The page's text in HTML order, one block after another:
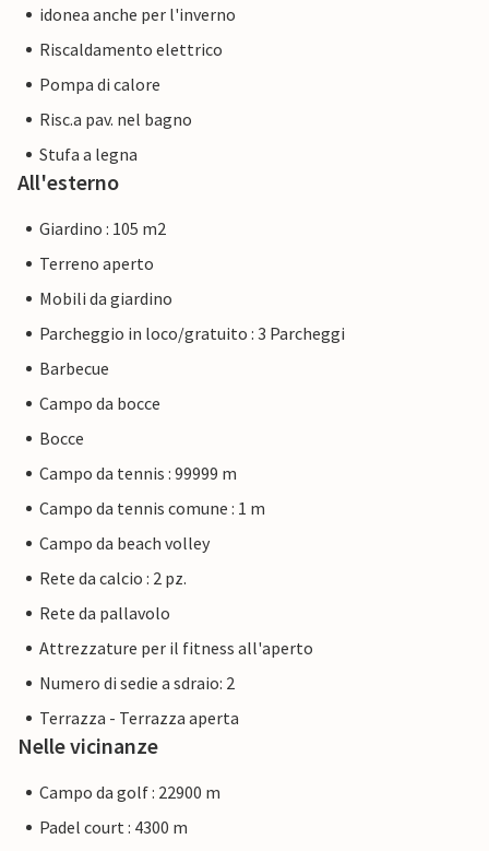
idonea anche per l'inverno
Riscaldamento elettrico
Pompa di calore
Risc.a pav. nel bagno
Stufa a legna
All'esterno
Giardino : 105 m2
Terreno aperto
Mobili da giardino
Parcheggio in loco/gratuito : 3 Parcheggi
Barbecue
Campo da bocce
Bocce
Campo da tennis : 99999 m
Campo da tennis comune : 1 m
Campo da beach volley
Rete da calcio : 2 pz.
Rete da pallavolo
Attrezzature per il fitness all'aperto
Numero di sedie a sdraio: 2
Terrazza - Terrazza aperta
Nelle vicinanze
Campo da golf : 22900 m
Padel court : 4300 m